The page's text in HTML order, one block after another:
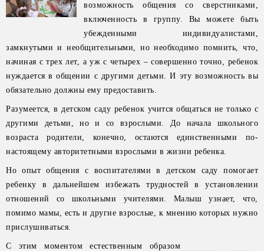
возможность общения со сверстниками,
включенность в группу. Вы можете быть
убежденными индивидуалистами,
замкнутыми и необщительными, но необходимо помнить, что,
начиная с трех лет, а уж с четырех – совершенно точно, ребенок
нуждается в общении с другими детьми. И эту возможность вы
обязательно должны ему предоставить.
Разумеется, в детском саду ребенок учится общаться не только с
другими детьми, но и со взрослыми. До начала школьного
возраста родители, конечно, остаются единственными по-
настоящему авторитетными взрослыми в жизни ребенка.
Но опыт общения с воспитателями в детском саду помогает
ребенку в дальнейшем избежать трудностей в установлении
отношений со школьными учителями. Малыш узнает, что,
помимо мамы, есть и другие взрослые, к мнению которых нужно
прислушиваться.
С этим моментом естественным образом